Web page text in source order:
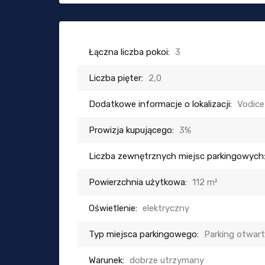
Łączna liczba pokoi: 3
Liczba pięter: 2,0
Dodatkowe informacje o lokalizacji: Vodice
Prowizja kupującego: 3%
Liczba zewnętrznych miejsc parkingowych:
Powierzchnia użytkowa: 112 m²
Oświetlenie: elektryczny
Typ miejsca parkingowego: Parking
Warunek: dobrze utrzymany